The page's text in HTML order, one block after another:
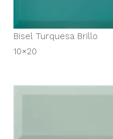
Bisel Turquesa Brillo
10×20